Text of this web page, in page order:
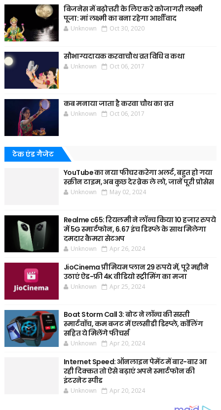
बिजनेस में बढ़ोत्तरी के लिए करे कोजागरी लक्ष्मी
पूजा: मां लक्ष्मी का बना रहेगा आर्शीवाद
Unknown Oct 30, 2020
सौभाग्यदायक करवाचौथ व्रत विधि व कथा
Unknown Oct 06, 2017
कब मनाया जाता है करवा चौथ का व्रत
Unknown Oct 06, 2017
टेक एंड गैजेट
YouTube का नया फीचर करेगा अलर्ट, बहुत हो गया
स्क्रीन टाइम, अब कुछ देर ब्रेक ले लो, जानें पूरी प्रोसेस
Unknown May 02, 2024
Realme c65: रियलमी ने लॉन्च किया 10 हजार रुपये
में 5G स्मार्टफोन, 6.67 इंच डिस्प्ले के साथ मिलेगा
दमदार कैमरा सेटअप
Unknown Apr 26, 2024
JioCinema प्रीमियम प्लान 29 रुपये में, पूरे महीने
उठाएं ऐड-फ्री 4K वीडियो स्ट्रीमिंग का मजा
Unknown Apr 25, 2024
Boat Storm Call 3: बोट ने लॉन्च की सस्ती
स्मार्टवॉच, कम बजट में एलसीडी डिस्प्ले, कॉलिंग
सहित ये मिलेंगे फीचर्स
Unknown Apr 20, 2024
Internet Speed: ऑनलाइन पेमेंट में बार-बार आ
रही दिक्कत तो ऐसे बढ़ाएं अपने स्मार्टफोन की
इंटरनेट स्पीड
Unknown Apr 20, 2024